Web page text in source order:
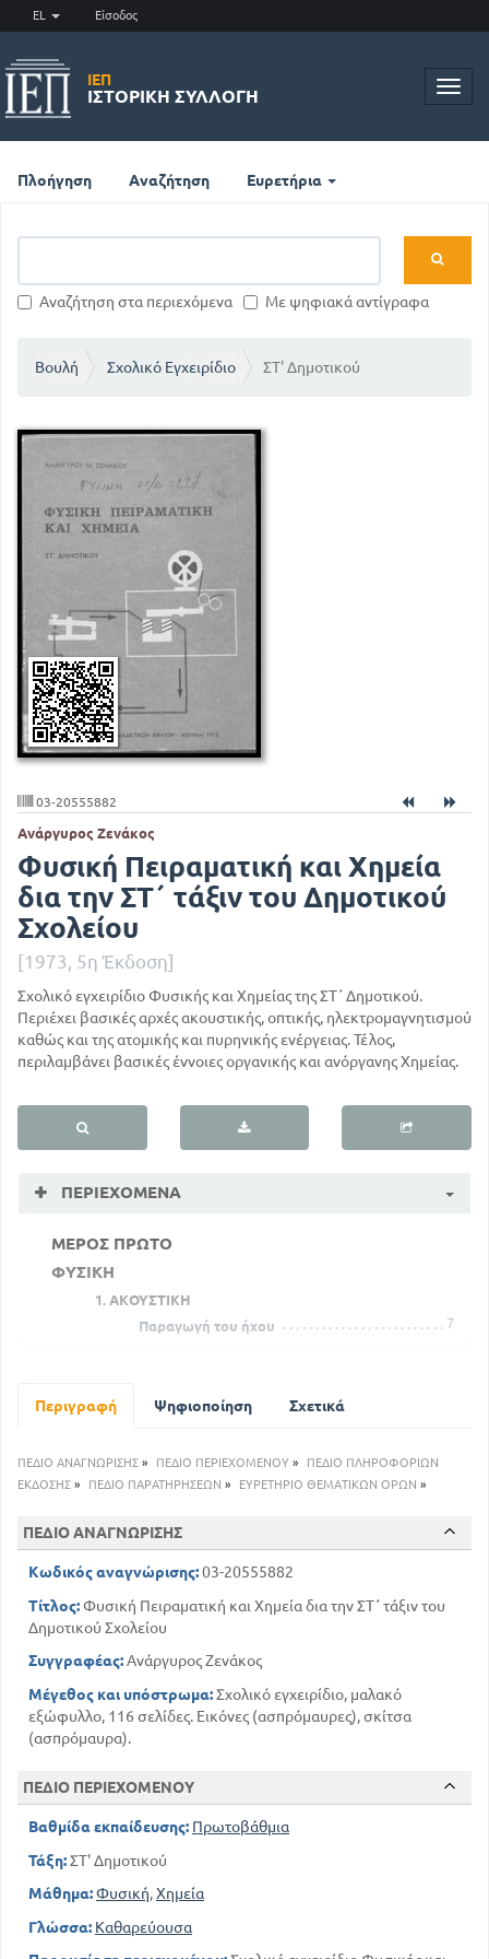
EL Είσοδος
ΙΕΠ
ΙΣΤΟΡΙΚΉ ΣΥΛΛΟΓΉ
Πλοήγηση Αναζήτηση Ευρετήρια
Αναζήτηση στα περιεχόμενα Με ψηφιακά αντίγραφα
Βουλή Σχολικό Εγχειρίδιο ΣΤ' Δημοτικού
03-20555882
Ανάργυρος Ζενάκος
Φυσική Πειραματική και Χημεία
δια την ΣΤ΄ τάξιν του Δημοτικού
Σχολείου
[1973, 5η Έκδοση]
Σχολικό εγχειρίδιο Φυσικής και Χημείας της ΣΤ΄ Δημοτικού.
Περιέχει βασικές αρχές ακουστικής, οπτικής, ηλεκτρομαγνητισμού
καθώς και της ατομικής και πυρηνικής ενέργειας. Τέλος,
περιλαμβάνει βασικές έννοιες οργανικής και ανόργανης Χημείας.
ΠΕΡΙΕΧΌΜΕΝΑ
ΜΕΡΟΣ ΠΡΩΤΟ
ΦΥΣΙΚΗ
1. ΑΚΟΥΣΤΙΚΗ
Παραγωγή του ήχου
7
Ταχύτητα του ήχου
Ηχώ και αντήχηση
Χαρακτήρες του ήχου, ύψος, ένταση
Ηχεια. Μουσικά όργανα
14
Τα φωνητικά όργανα του ανθρώπου
Ηχοληψία παραγωγή δίσκων
15
Το φως
Αυτόφωτα και ετερόφωτα σώματα
Διαφανή και αδιαφανή σώματα
Σκοτεινός θάλαμος
Ταχύτητα του φωτός
Διάχυση του φωτός
Διάχυση του φωτός
Κάτοπτρα
Περιγραφή Ψηφιοποίηση Σχετικά
ΠΕΔΙΟ ΑΝΑΓΝΩΡΙΣΗΣ » ΠΕΔΙΟ ΠΕΡΙΕΧΟΜΕΝΟΥ »
ΠΕΔΙΟ ΠΛΗΡΟΦΟΡΙΩΝ
ΕΚΔΟΣΗΣ » ΠΕΔΙΟ ΠΑΡΑΤΗΡΗΣΕΩΝ » ΕΥΡΕΤΗΡΙΟ ΘΕΜΑΤΙΚΩΝ ΟΡΩΝ »
ΠΕΔΙΟ ΑΝΑΓΝΩΡΙΣΗΣ
Κωδικός αναγνώρισης:03-20555882
Τίτλος:Φυσική Πειραματική και Χημεία δια την ΣΤ΄ τάξιν του
Δημοτικού Σχολείου
Συγγραφέας:Ανάργυρος Ζενάκος
Μέγεθος και υπόστρωμα:Σχολικό εγχειρίδιο, μαλακό
εξώφυλλο, 116 σελίδες. Εικόνες (ασπρόμαυρες), σκίτσα
(ασπρόμαυρα).
ΠΕΔΙΟ ΠΕΡΙΕΧΟΜΕΝΟΥ
Βαθμίδα εκπαίδευσης: Πρωτοβάθμια
Τάξη:ΣΤ' Δημοτικού
Μάθημα:Φυσική,Χημεία
Γλώσσα: Καθαρεύουσα